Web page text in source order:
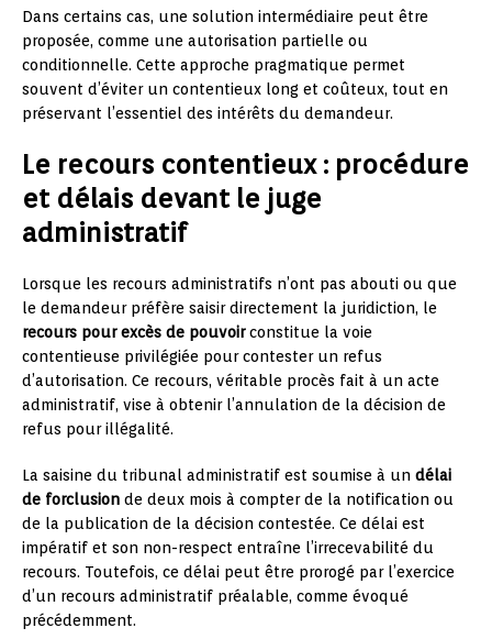
Dans certains cas, une solution intermédiaire peut être
proposée, comme une autorisation partielle ou
conditionnelle. Cette approche pragmatique permet
souvent d’éviter un contentieux long et coûteux, tout en
préservant l’essentiel des intérêts du demandeur.
Le recours contentieux : procédure
et délais devant le juge
administratif
Lorsque les recours administratifs n’ont pas abouti ou que
le demandeur préfère saisir directement la juridiction, le
recours pour excès de pouvoirconstitue la voie
contentieuse privilégiée pour contester un refus
d’autorisation. Ce recours, véritable procès fait à un acte
administratif, vise à obtenir l’annulation de la décision de
refus pour illégalité.
La saisine du tribunal administratif est soumise à un délai
de forclusion de deux mois à compter de la notification ou
de la publication de la décision contestée. Ce délai est
impératif et son non-respect entraîne l’irrecevabilité du
recours. Toutefois, ce délai peut être prorogé par l’exercice
d’un recours administratif préalable, comme évoqué
précédemment.